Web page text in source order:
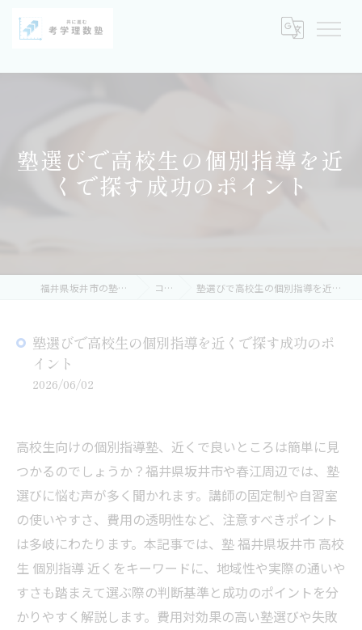
塾選びで高校生の個別指導を近
くで探す成功のポイント
福井県坂井市の塾なら考学理数塾 コラム 塾選びで高校生の個別指導を近くで探す成功のポイント
塾選びで高校生の個別指導を近くで探す成功のポ
イント
2026/06/02
高校生向けの個別指導塾、近くで良いところは簡単に見
つかるのでしょうか？福井県坂井市や春江周辺では、塾
選びに悩む声が多く聞かれます。講師の固定制や自習室
の使いやすさ、費用の透明性など、注意すべきポイント
は多岐にわたります。本記事では、塾 福井県坂井市 高校
生 個別指導 近くをキーワードに、地域性や実際の通いや
すさも踏まえて選ぶ際の判断基準と成功のポイントを分
かりやすく解説します。費用対効果の高い塾選びや失敗